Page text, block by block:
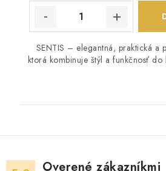
SENTIS – elegantná, praktická a
ktorá kombinuje štýl a funkčnosť
Overené zákazníkmi